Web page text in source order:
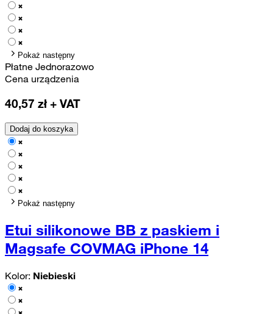
Pokaż następny
Płatne Jednorazowo
Cena urządzenia
40,57 zł + VAT
Dodaj do koszyka
Pokaż następny
Etui silikonowe BB z paskiem i
Magsafe COVMAG iPhone 14
Kolor: Niebieski